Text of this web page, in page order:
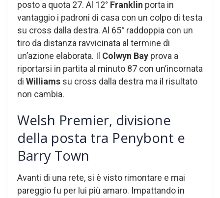
posto a quota 27. Al 12° Franklin porta in
vantaggio i padroni di casa con un colpo di testa
su cross dalla destra. Al 65° raddoppia con un
tiro da distanza ravvicinata al termine di
un’azione elaborata. Il Colwyn Bay prova a
riportarsi in partita al minuto 87 con un’incornata
di Williams su cross dalla destra ma il risultato
non cambia.
Welsh Premier, divisione
della posta tra Penybont e
Barry Town
Avanti di una rete, si è visto rimontare e mai
pareggio fu per lui più amaro. Impattando in